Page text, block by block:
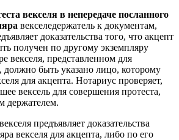
векселя в непередаче посланного
векселедержатель к документам,
доказательства того, что акцепт
получен по другому экземпляру
векселя, представленном для
должно быть указано лицо, которому
для акцепта. Нотариус проверяет,
вексель для совершения протеста,
держателем.
предъявляет доказательства
векселя для акцепта, либо по его